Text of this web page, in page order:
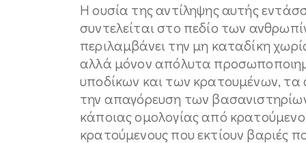
Η ουσία της αντίληψης αυτής
συντελείται στο πεδίο των
περιλαμβάνει την μη καταδίκη
αλλά μόνον απόλυτα
υποδίκων και των κρατουμένων, τα
την απαγόρευση των
κάποιας ομολογίας από
κρατούμενους που εκτίουν βαριές